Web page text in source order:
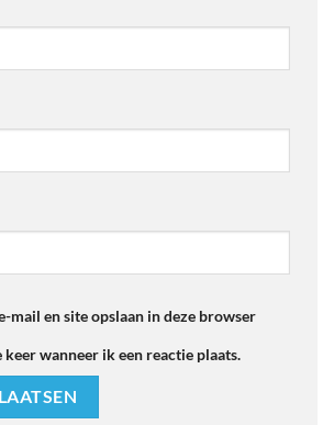
mail en site opslaan in deze browser
keer wanneer ik een reactie plaats.